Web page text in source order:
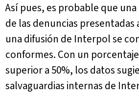
Así pues, es probable que una
de las denuncias presentadas
una difusión de Interpol se
conformes. Con un
superior a 50%, los datos
salvaguardias internas de